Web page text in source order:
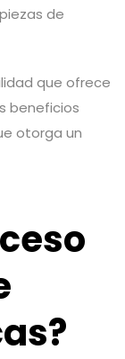
de
que ofrece
beneficios
otorga un